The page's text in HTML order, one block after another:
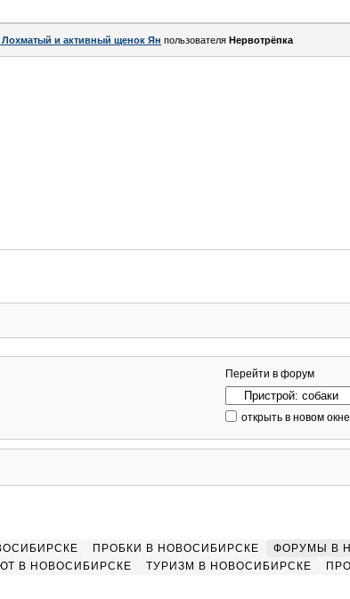
Лохматый и активный щенок Ян пользователя Нервотрёпка
Перейти в форум
открыть в новом окне
ПРОБКИ В НОВОСИБИРСКЕ ФОРУМЫ В
В НОВОСИБИРСКЕ ТУРИЗМ В НОВОСИБИРСКЕ